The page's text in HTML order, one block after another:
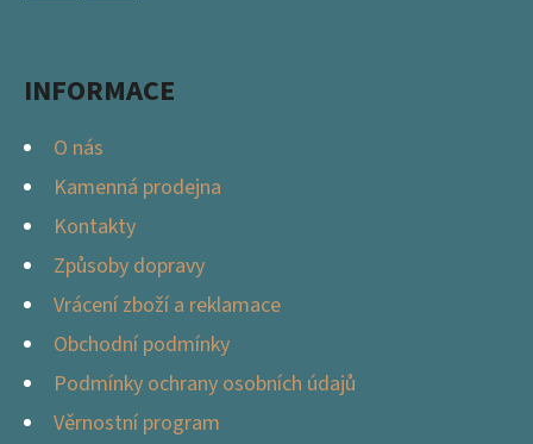
INFORMACE
O nás
Kamenná prodejna
Kontakty
Způsoby dopravy
Vrácení zboží a reklamace
Obchodní podmínky
Podmínky ochrany osobních údajů
Věrnostní program